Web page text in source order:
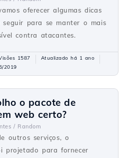
oferecer algumas dicas
seguir para se manter o mais
contra atacantes.
1587
Atualizado há 1 ano
2019
o pacote de
web certo?
/ Random
outros serviços, o
projetado para fornecer